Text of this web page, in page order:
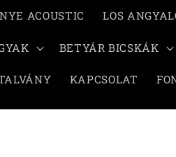
ACOUSTIC LOS
BETYÁR BICSKÁK
KAPCSOLAT